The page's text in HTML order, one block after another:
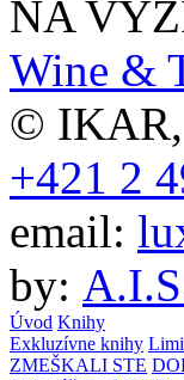
NA
Wine &
© IKAR,
+421 2
email:
by:
Úvod Knihy
Exkluzívne knihy
ZMEŠKALI STE